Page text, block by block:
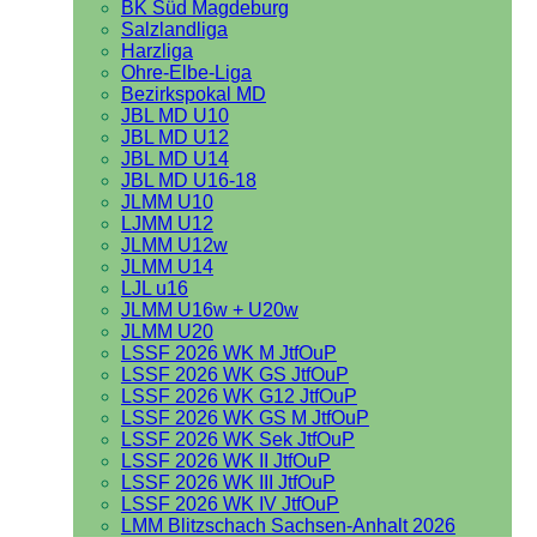
BK Süd Magdeburg
Salzlandliga
Harzliga
Ohre-Elbe-Liga
Bezirkspokal MD
JBL MD U10
JBL MD U12
JBL MD U14
JBL MD U16-18
JLMM U10
LJMM U12
JLMM U12w
JLMM U14
LJL u16
JLMM U16w + U20w
JLMM U20
LSSF 2026 WK M JtfOuP
LSSF 2026 WK GS JtfOuP
LSSF 2026 WK G12 JtfOuP
LSSF 2026 WK GS M JtfOuP
LSSF 2026 WK Sek JtfOuP
LSSF 2026 WK II JtfOuP
LSSF 2026 WK III JtfOuP
LSSF 2026 WK IV JtfOuP
LMM Blitzschach Sachsen-Anhalt 2026